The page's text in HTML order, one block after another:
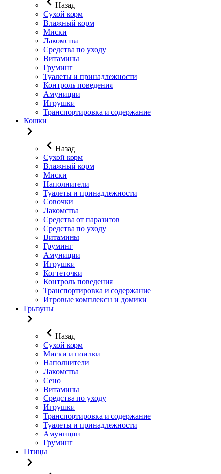
Назад
Сухой корм
Влажный корм
Миски
Лакомства
Средства по уходу
Витамины
Груминг
Туалеты и принадлежности
Контроль поведения
Амуниции
Игрушки
Транспортировка и содержание
Кошки
Назад
Сухой корм
Влажный корм
Миски
Наполнители
Туалеты и принадлежности
Совочки
Лакомства
Средства от паразитов
Средства по уходу
Витамины
Груминг
Амуниции
Игрушки
Когтеточки
Контроль поведения
Транспортировка и содержание
Игровые комплексы и домики
Грызуны
Назад
Сухой корм
Миски и поилки
Наполнители
Лакомства
Сено
Витамины
Средства по уходу
Игрушки
Транспортировка и содержание
Туалеты и принадлежности
Амуниции
Груминг
Птицы